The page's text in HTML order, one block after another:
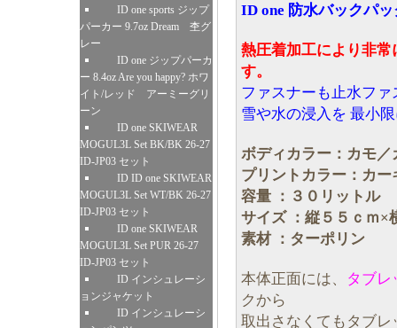
ID one sports ジップ
パーカー 9.7oz Dream 杢グ
レー
ID one ジップパーカ
ー 8.4oz Are you happy? ホワ
イト/レッド アーミーグリ
ーン
ID one SKIWEAR
MOGUL3L Set BK/BK 26-27
ID-JP03 セット
ID ID one SKIWEAR
MOGUL3L Set WT/BK 26-27
ID-JP03 セット
ID one SKIWEAR
MOGUL3L Set PUR 26-27
ID-JP03 セット
ID インシュレーシ
ョンジャケット
ID インシュレーシ
ID one 防水バックパッ
熱圧着加工により非
す。
ファスナーも止水フ
雪や水の浸入を 最小
ボディカラー：カモ／
プリントカラー：カー
容量 ：３０リットル
サイズ ：縦５５ｃｍ×
素材 ：ターポリン
本体正面には、 タブレ
クから
取出さなくてもタブ